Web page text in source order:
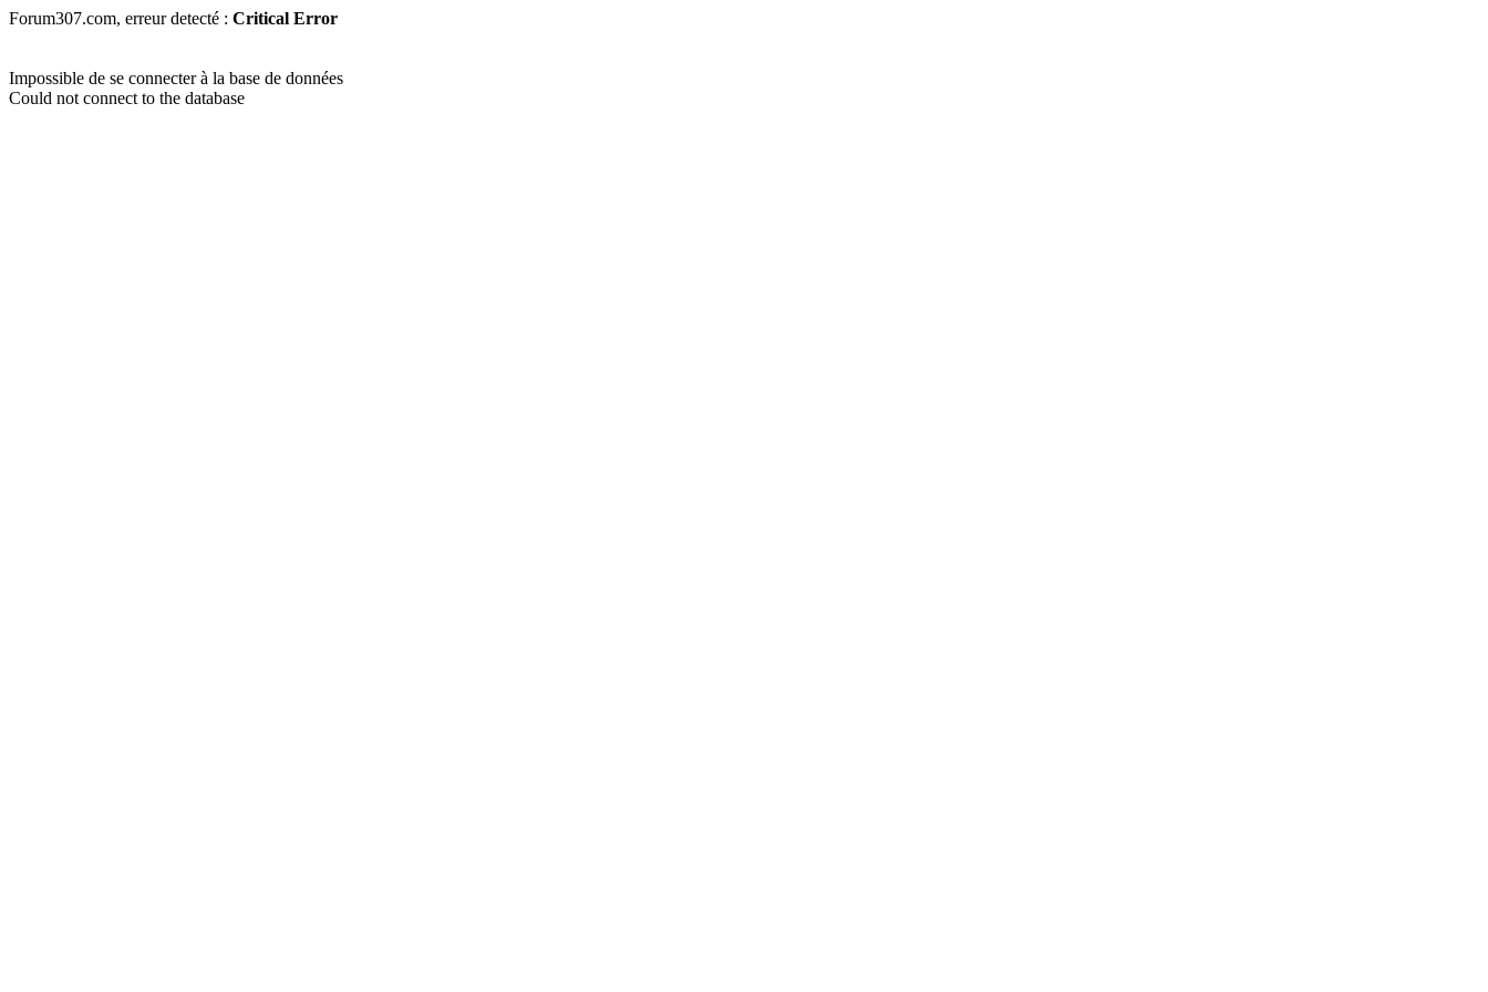
Forum307.com, erreur detecté : Critical Error
Impossible de se connecter à la base de données
Could not connect to the database